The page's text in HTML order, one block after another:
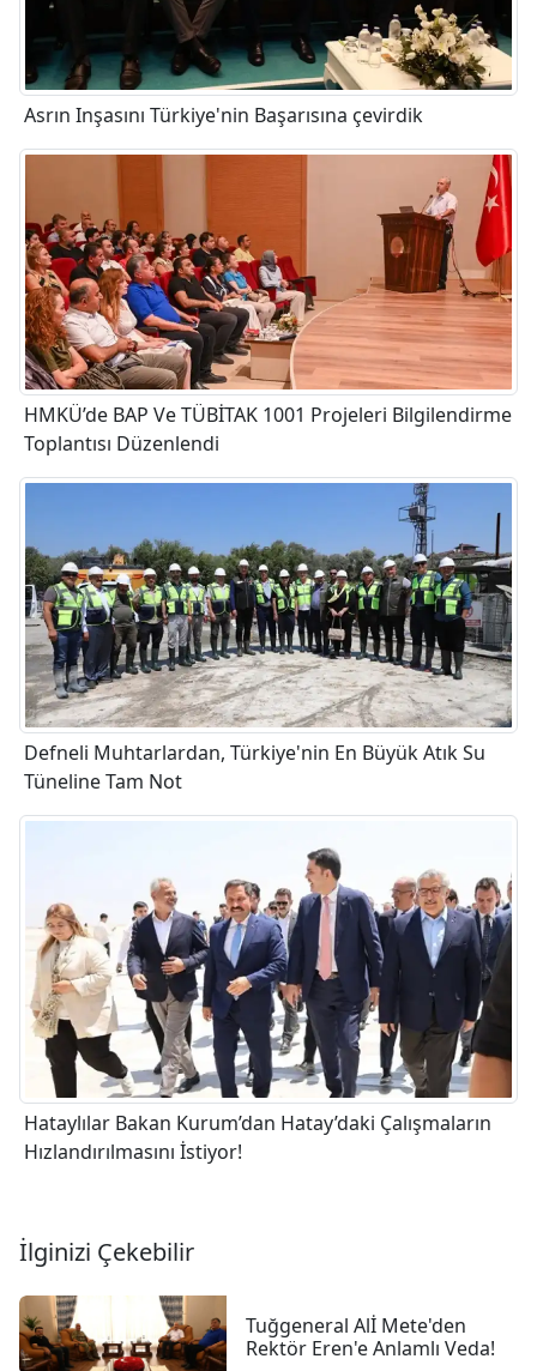
Asrın Inşasını Türkiye'nin Başarısına çevirdik
HMKÜ’de BAP Ve TÜBİTAK 1001 Projeleri Bilgilendirme
Toplantısı Düzenlendi
Defneli Muhtarlardan, Türkiye'nin En Büyük Atık Su
Tüneline Tam Not
Hataylılar Bakan Kurum’dan Hatay’daki Çalışmaların
Hızlandırılmasını İstiyor!
İlginizi Çekebilir
Tuğgeneral Alİ Mete'den
Rektör Eren'e Anlamlı Veda!